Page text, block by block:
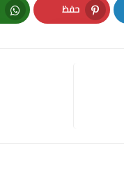
حفظ
Pinterest